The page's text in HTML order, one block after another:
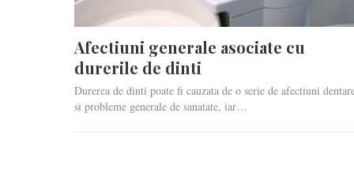
Afectiuni generale asociate cu
durerile de dinti
Durerea de dinti poate fi cauzata de o serie de afectiuni
si probleme generale de sanatate, iar…